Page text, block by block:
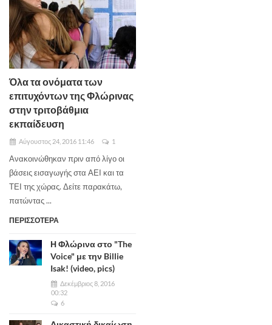
Όλα τα ονόματα των
επιτυχόντων της Φλώρινας
στην τριτοβάθμια
εκπαίδευση
Αύγουστος 24, 2016 11:46 1
Ανακοινώθηκαν πριν από λίγο οι
βάσεις εισαγωγής στα ΑΕΙ και τα
ΤΕΙ της χώρας. Δείτε παρακάτω,
πατώντας ...
ΠΕΡΙΣΣΟΤΕΡΑ
Η Φλώρινα στο "The
Voice" με την Billie
Isak! (video, pics)
Δεκέμβριος 8, 2016
00:32
6